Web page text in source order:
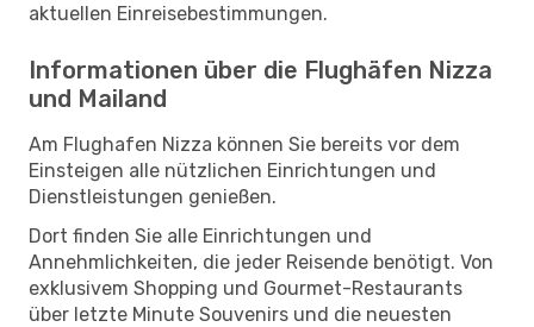
aktuellen Einreisebestimmungen.
Informationen über die Flughäfen Nizza
und Mailand
Am Flughafen Nizza können Sie bereits vor dem
Einsteigen alle nützlichen Einrichtungen und
Dienstleistungen genießen.
Dort finden Sie alle Einrichtungen und
Annehmlichkeiten, die jeder Reisende benötigt. Von
exklusivem Shopping und Gourmet-Restaurants
über letzte Minute Souvenirs und die neuesten